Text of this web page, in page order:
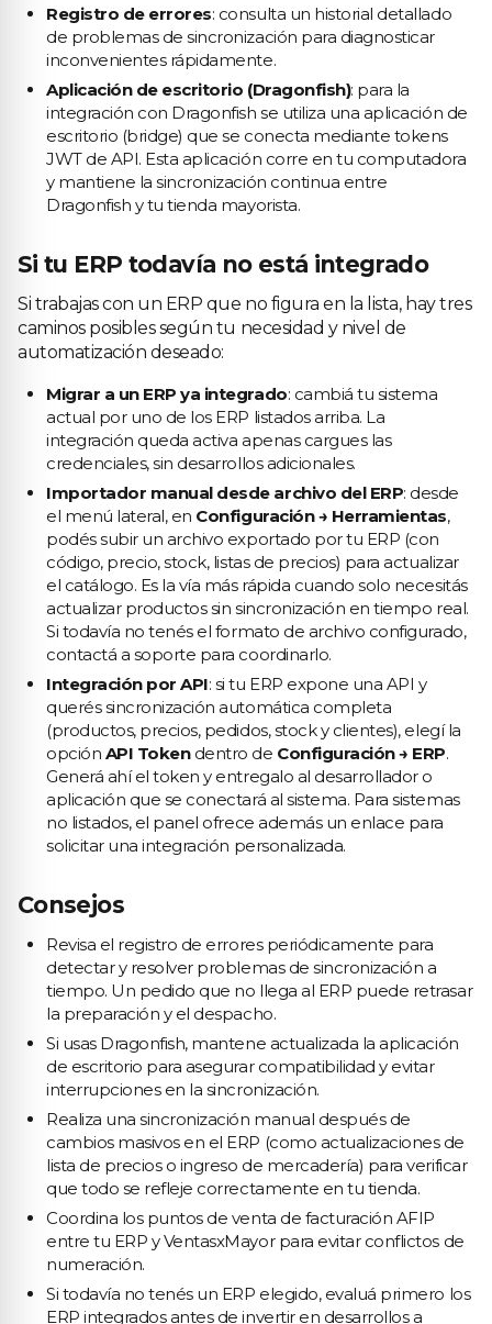
Registro de errores: consulta un historial detallado
de problemas de sincronización para diagnosticar
inconvenientes rápidamente.
Aplicación de escritorio (Dragonfish): para la
integración con Dragonfish se utiliza una aplicación de
escritorio (bridge) que se conecta mediante tokens
JWT de API. Esta aplicación corre en tu computadora
y mantiene la sincronización continua entre
Dragonfish y tu tienda mayorista.
Si tu ERP todavía no está integrado
Si trabajas con un ERP que no figura en la lista, hay tres
caminos posibles según tu necesidad y nivel de
automatización deseado:
Migrar a un ERP ya integrado: cambiá tu sistema
actual por uno de los ERP listados arriba. La
integración queda activa apenas cargues las
credenciales, sin desarrollos adicionales.
Importador manual desde archivo del ERP: desde
el menú lateral, en Configuración → Herramientas,
podés subir un archivo exportado por tu ERP (con
código, precio, stock, listas de precios) para actualizar
el catálogo. Es la vía más rápida cuando solo necesitás
actualizar productos sin sincronización en tiempo real.
Si todavía no tenés el formato de archivo configurado,
contactá a soporte para coordinarlo.
Integración por API: si tu ERP expone una API y
querés sincronización automática completa
(productos, precios, pedidos, stock y clientes), elegí la
opción API Tokendentro de Configuración → ERP.
Generá ahí el token y entregalo al desarrollador o
aplicación que se conectará al sistema. Para sistemas
no listados, el panel ofrece además un enlace para
solicitar una integración personalizada.
Consejos
Revisa el registro de errores periódicamente para
detectar y resolver problemas de sincronización a
tiempo. Un pedido que no llega al ERP puede retrasar
la preparación y el despacho.
Si usas Dragonfish, mantene actualizada la aplicación
de escritorio para asegurar compatibilidad y evitar
interrupciones en la sincronización.
Realiza una sincronización manual después de
cambios masivos en el ERP (como actualizaciones de
lista de precios o ingreso de mercadería) para verificar
que todo se refleje correctamente en tu tienda.
Coordina los puntos de venta de facturación AFIP
entre tu ERP y VentasxMayor para evitar conflictos de
numeración.
Si todavía no tenés un ERP elegido, evaluá primero los
ERP integrados antes de invertir en desarrollos a